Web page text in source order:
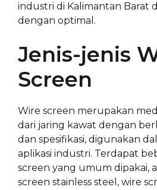
industri di Kalimantan Barat
dengan optimal.
Jenis-jenis
Screen
Wire screen merupakan
dari jaring kawat dengan
dan spesifikasi, digunakan
aplikasi industri. Terdapat
screen yang umum dipakai,
screen stainless steel, wire